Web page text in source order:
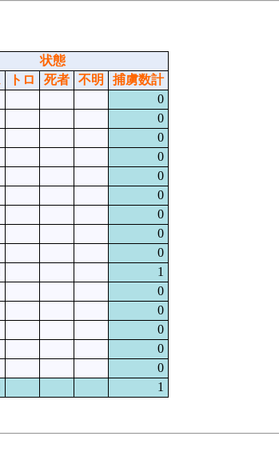
状態
トロ 死者 不明
捕虜数計
0
0
0
0
0
0
0
0
0
1
0
0
0
0
0
1